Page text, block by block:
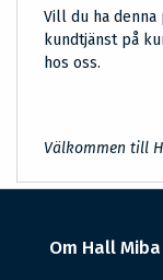
Vill du ha
kundtjänst på
hos oss.
Välkommen till
Om Hall Miba